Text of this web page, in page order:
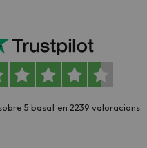
5 basat en 2239 valoracions